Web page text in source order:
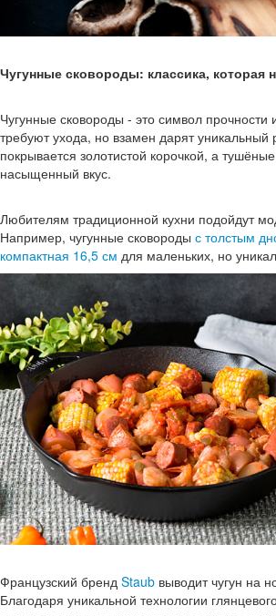
Чугунные сковороды: классика, которая
Чугунные сковороды - это символ прочности
требуют ухода, но взамен дарят уникальный
покрывается золотистой корочкой, а
насыщенный вкус.
Любителям традиционной кухни подойдут
Например, чугунные сковороды с толстым
компактная 16,5 см для маленьких, но
Французский бренд Staub выводит чугун на
Благодаря уникальной технологии